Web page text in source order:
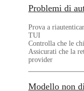
Problemi di
Prova a
TUI
Controlla che le
Assicurati che la
provider
Modello non